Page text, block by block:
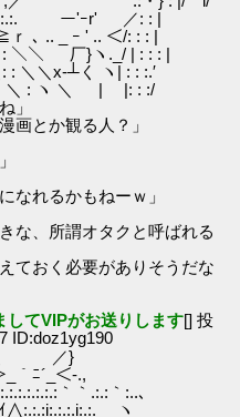
ー'ｰr' ／: : |
ｰ ' .. ＜/: : : |
}ヽ._/ | : : : |
┴く ヽ| : : :.′
＼ | |: : :/
」
画とか観る人？」
なれるかもねーｗ」
な、所謂オタクと呼ばれる
ておく必要がありそうだな
してVIPがお送りします[] 投
ID:doz1yg190
}
＜-.,
｀｀.:.:｀:..､
ヽ